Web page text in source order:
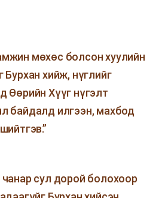
мөхөс болсон хуулийн
Бурхан хийж, нүглийг
Өөрийн Хүүг нүгэлт
байдалд илгээн, махбод
сул дорой болохоор